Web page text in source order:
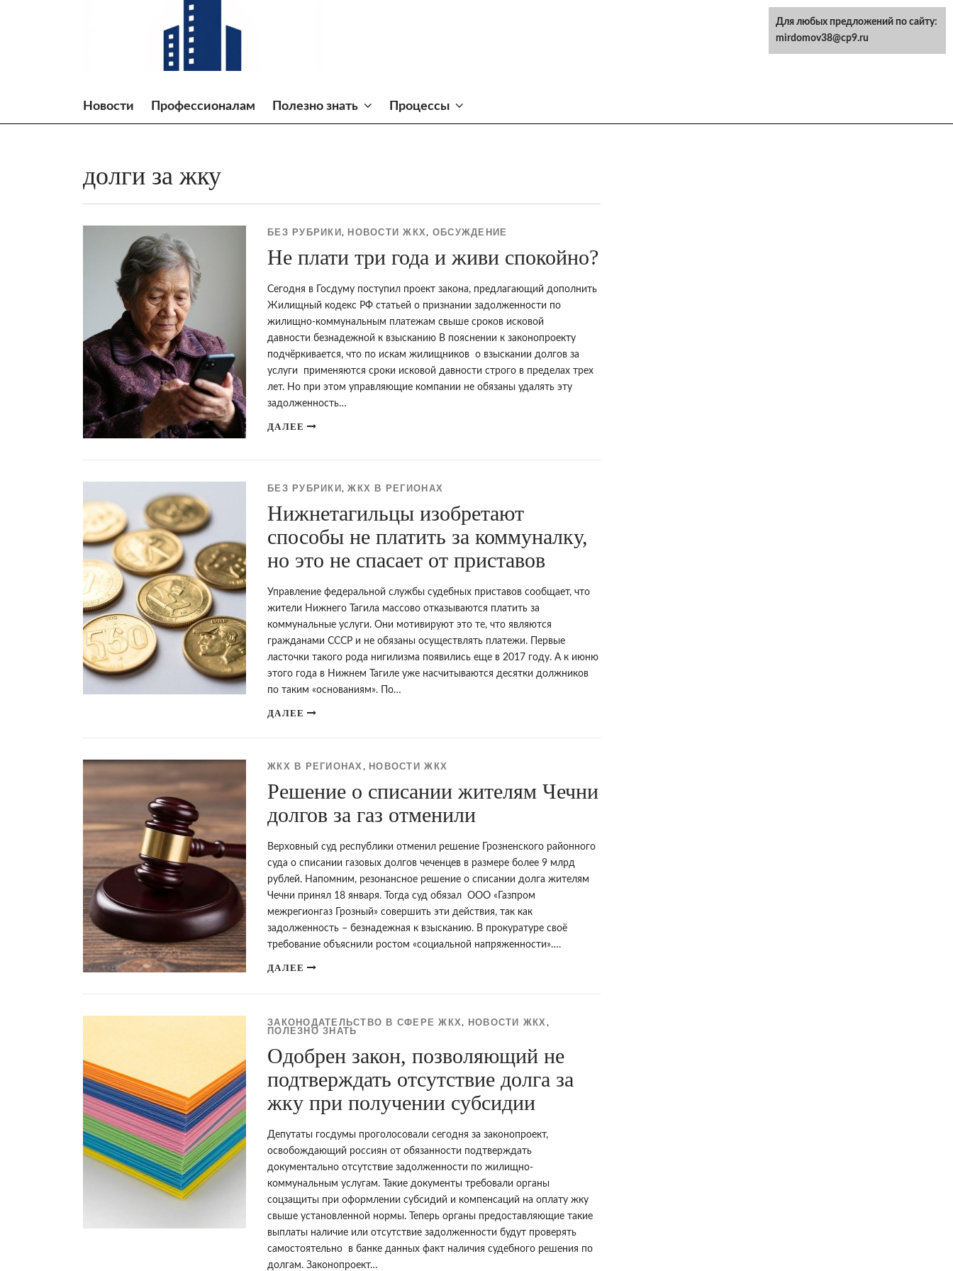
Новости Профессионалам Полезно знать Процессы
долги за жку
БЕЗ РУБРИКИ , НОВОСТИ ЖКХ, ОБСУЖДЕНИЕ
Не плати три года и живи спокойно?
Сегодня в Госдуму поступил проект закона, предлагающий дополнить
Жилищный кодекс РФ статьей о признании задолженности по
жилищно-коммунальным платежам свыше сроков исковой
давности безнадежной к взысканию В пояснении к законопроекту
подчёркивается, что по искам жилищников о взыскании долгов за
услуги применяются сроки исковой давности строго в пределах трех
лет. Но при этом управляющие компании не обязаны удалять эту
задолженность…
ДАЛЕЕ
БЕЗ РУБРИКИ ,ЖКХ В РЕГИОНАХ
Нижнетагильцы изобретают
способы не платить за коммуналку,
но это не спасает от приставов
Управление федеральной службы судебных приставов сообщает, что
жители Нижнего Тагила массово отказываются платить за
коммунальные услуги. Они мотивируют это те, что являются
гражданами СССР и не обязаны осуществлять платежи. Первые
ласточки такого рода нигилизма появились еще в 2017 году. А к июню
этого года в Нижнем Тагиле уже насчитываются десятки должников
по таким «основаниям». По…
ДАЛЕЕ
ЖКХ В РЕГИОНАХ, НОВОСТИ ЖКХ
Решение о списании жителям Чечни
долгов за газ отменили
Верховный суд республики отменил решение Грозненского районного
суда о списании газовых долгов чеченцев в размере более 9 млрд
рублей. Напомним, резонансное решение о списании долга жителям
Чечни принял 18 января. Тогда суд обязал ООО «Газпром
межрегионгаз Грозный» совершить эти действия, так как
задолженность – безнадежная к взысканию. В прокуратуре своё
требование объяснили ростом «социальной напряженности»….
ДАЛЕЕ
ЗАКОНОДАТЕЛЬСТВО В СФЕРЕ ЖКХ, НОВОСТИ ЖКХ,
ПОЛЕЗНО ЗНАТЬ
Одобрен закон, позволяющий не
подтверждать отсутствие долга за
жку при получении субсидии
Депутаты госдумы проголосовали сегодня за законопроект,
освобождающий россиян от обязанности подтверждать
документально отсутствие задолженности по жилищно-
коммунальным услугам. Такие документы требовали органы
соцзащиты при оформлении субсидий и компенсаций на оплату жку
свыше установленной нормы. Теперь органы предоставляющие такие
выплаты наличие или отсутствие задолженности будут проверять
самостоятельно в банке данных факт наличия судебного решения по
долгам. Законопроект…
Для любых предложений по сайту:
mirdomov38@cp9.ru